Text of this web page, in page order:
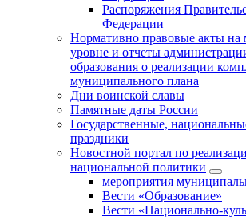
Распоряжения
Федерации
Нормативно правовые акты
уровне и отчеты
образования о реализации
муниципального плана
Дни воинской славы
Памятные даты России
Государственные,
праздники
Новостной портал по
национальной политики
мероприятия
Вести «Образование»
Вести «Национально-